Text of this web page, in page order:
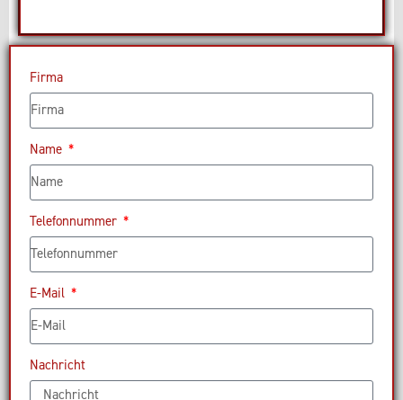
Firma
Name
Telefonnummer
E-Mail
Nachricht